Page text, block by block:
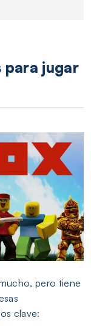
para jugar
pero tiene
clave: